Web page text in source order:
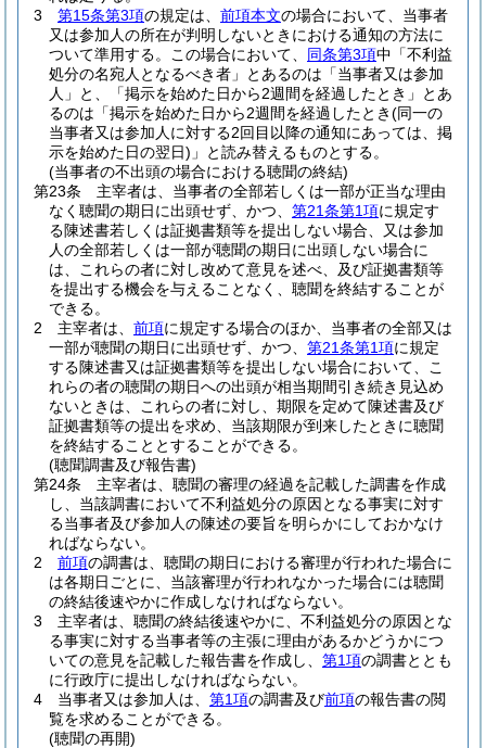
3
第15条第3項の規定は、 前項本文の場合において、当事者
又は参加人の所在が判明しないときにおける通知の方法に
ついて準用する。
この場合において、 同条第3項中「不利益
処分の名宛人となるべき者」とあるのは「当事者又は参加
人」と、「掲示を始めた日から2週間を経過したとき」とあ
るのは「掲示を始めた日から2週間を経過したとき(同一の
当事者又は参加人に対する2回目以降の通知にあっては、掲
示を始めた日の翌日) 」と読み替えるものとする。
(当事者の不出頭の場合における聴聞の終結)
第23条
主宰者は、当事者の全部若しくは一部が正当な理由
なく聴聞の期日に出頭せず、かつ、 第21条第1項に規定す
る陳述書若しくは証拠書類等を提出しない場合、又は参加
人の全部若しくは一部が聴聞の期日に出頭しない場合に
は、これらの者に対し改めて意見を述べ、及び証拠書類等
を提出する機会を与えることなく、聴聞を終結することが
できる。
2
主宰者は、 前項に規定する場合のほか、当事者の全部又は
一部が聴聞の期日に出頭せず、かつ、 第21条第1項に規定
する陳述書又は証拠書類等を提出しない場合において、こ
れらの者の聴聞の期日への出頭が相当期間引き続き見込め
ないときは、これらの者に対し、期限を定めて陳述書及び
証拠書類等の提出を求め、当該期限が到来したときに聴聞
を終結することとすることができる。
(聴聞調書及び報告書)
第24条
主宰者は、聴聞の審理の経過を記載した調書を作成
し、当該調書において不利益処分の原因となる事実に対す
る当事者及び参加人の陳述の要旨を明らかにしておかなけ
ればならない。
2
前項の調書は、聴聞の期日における審理が行われた場合に
は各期日ごとに、当該審理が行われなかった場合には聴聞
の終結後速やかに作成しなければならない。
3
主宰者は、聴聞の終結後速やかに、不利益処分の原因とな
る事実に対する当事者等の主張に理由があるかどうかにつ
いての意見を記載した報告書を作成し、 第1項の調書ととも
に行政庁に提出しなければならない。
4
当事者又は参加人は、 第1項の調書及び前項の報告書の閲
覧を求めることができる。
(聴聞の再開)